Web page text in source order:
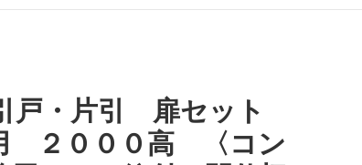
戸・片引 扉セット
２０００高 〈コン